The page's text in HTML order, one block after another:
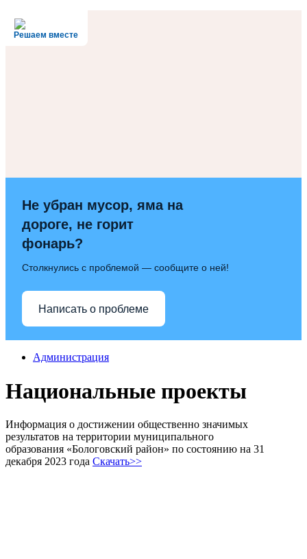
Решаем вместе
Не убран мусор, яма на
дороге, не горит
фонарь?
Столкнулись с проблемой — сообщите о ней!
Написать о проблеме
Администрация
Национальные проекты
Информация о достижении общественно значимых
результатов на территории муниципального
образования «Бологовский район» по состоянию на 31
декабря 2023 года Скачать>>